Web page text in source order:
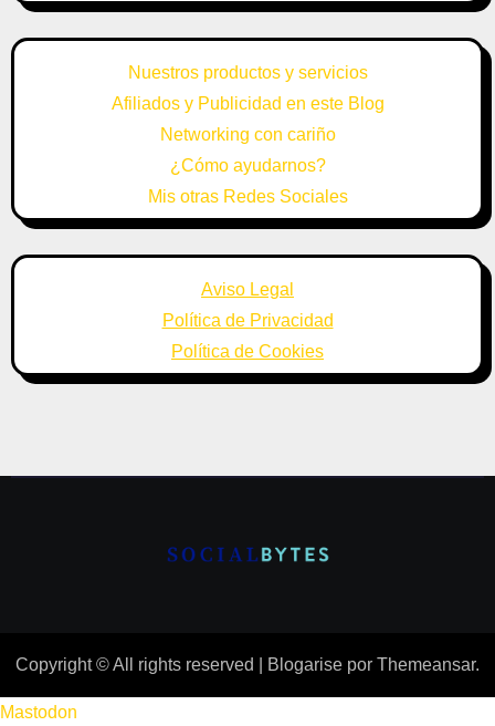
Nuestros productos y servicios
Afiliados y Publicidad en este Blog
Networking con cariño
¿Cómo ayudarnos?
Mis otras Redes Sociales
Aviso Legal
Política de Privacidad
Política de Cookies
Copyright © All rights reserved Blogarise por Themeansar.
Mastodon